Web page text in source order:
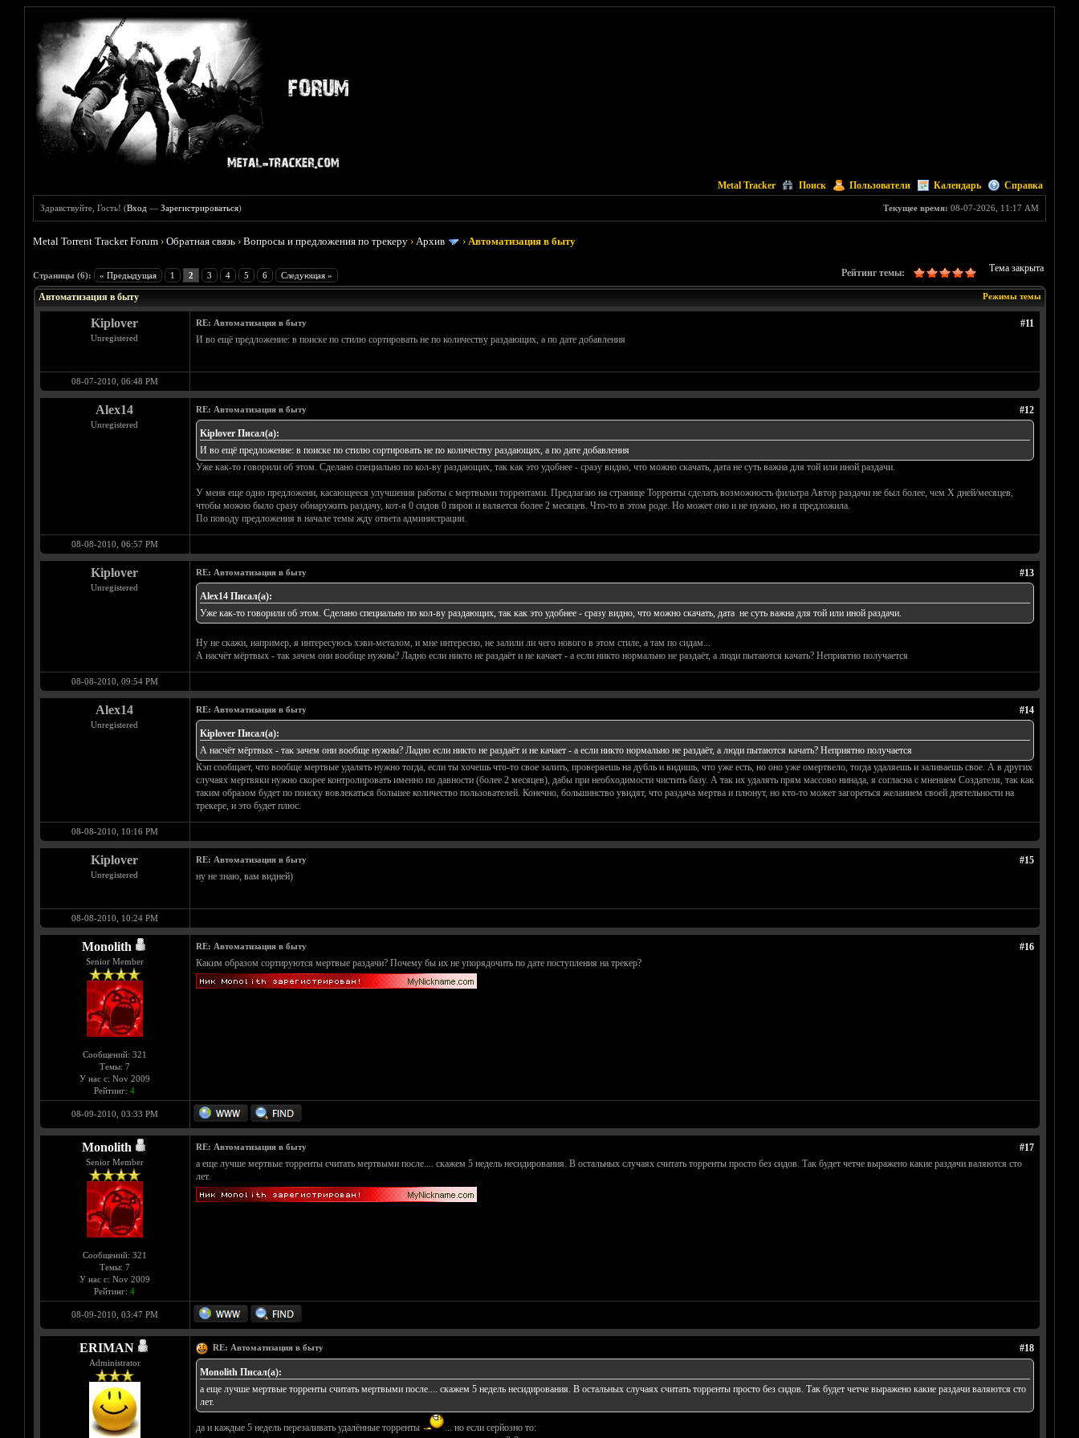
Metal Tracker Поиск Пользователи Календарь Справка
Текущее время: 08-07-2026, 11:17 AM
Здравствуйте, Гость! (Вход —Зарегистрироваться)
Metal Torrent Tracker Forum ›Обратная связь ›Вопросы и предложения по трекеру ›Архив ›Автоматизация в быту
Страницы (6): « Предыдущая 1 2 3 4 5 6 Следующая »
Тема закрыта
Рейтинг темы:
Голосов: 1 - Средняя оценка: 5
1
2
3
4
5
Режимы темы
Автоматизация в быту
Kiplover
Unregistered
#11
RE: Автоматизация в быту
И во ещё предложение: в поиске по стилю сортировать не по количеству раздающих, а по дате добавления
08-07-2010, 06:48 PM
Alex14
Unregistered
#12
RE: Автоматизация в быту
Kiplover Писал(а):
И во ещё предложение: в поиске по стилю сортировать не по количеству раздающих, а по дате добавления
Уже как-то говорили об этом. Сделано специально по кол-ву раздающих, так как это удобнее - сразу видно, что можно скачать, дата не суть важна для той или иной раздачи.
У меня еще одно предложени, касающееся улучшения работы с мертвыми торрентами. Предлагаю на странице Торренты сделать возможность фильтра Автор раздачи не был более, чем Х дней/месяцев,
чтобы можно было сразу обнаружить раздачу, кот-я 0 сидов 0 пиров и валяется более 2 месяцев. Что-то в этом роде. Но может оно и не нужно, но я предложила.
По поводу предложения в начале темы жду ответа администрации.
08-08-2010, 06:57 PM
Kiplover
Unregistered
#13
RE: Автоматизация в быту
Alex14 Писал(а):
Уже как-то говорили об этом. Сделано специально по кол-ву раздающих, так как это удобнее - сразу видно, что можно скачать, дата не суть важна для той или иной раздачи.
Ну не скажи, например, я интересуюсь хэви-металом, и мне интересно, не залили ли чего нового в этом стиле, а там по сидам...
А насчёт мёртвых - так зачем они вообще нужны? Ладно если никто не раздаёт и не качает - а если никто нормально не раздаёт, а люди пытаются качать? Неприятно получается
08-08-2010, 09:54 PM
Alex14
Unregistered
#14
RE: Автоматизация в быту
Kiplover Писал(а):
А насчёт мёртвых - так зачем они вообще нужны? Ладно если никто не раздаёт и не качает - а если никто нормально не раздаёт, а люди пытаются качать? Неприятно получается
Кэп сообщает, что вообще мертвые удалять нужно тогда, если ты хочешь что-то свое залить, проверяешь на дубль и видишь, что уже есть, но оно уже омертвело, тогда удаляешь и заливаешь свое. А в других
случаях мертвяки нужно скорее контролировать именно по давности (более 2 месяцев), дабы при необходимости чистить базу. А так их удалять прям массово нинада, я согласна с мнением Создателя, так как
таким образом будет по поиску вовлекаться большее количество пользователей. Конечно, большинство увидят, что раздача мертва и плюнут, но кто-то может загореться желанием своей деятельности на
трекере, и это будет плюс.
08-08-2010, 10:16 PM
Kiplover
Unregistered
#15
RE: Автоматизация в быту
ну не знаю, вам видней)
08-08-2010, 10:24 PM
Monolith
Senior Member
Сообщений: 321
Темы: 7
У нас с: Nov 2009
Рейтинг: 4
#16
RE: Автоматизация в быту
Каким образом сортируются мертвые раздачи? Почему бы их не упорядочить по дате поступления на трекер?
08-09-2010, 03:33 PM
Monolith
Senior Member
Сообщений: 321
Темы: 7
У нас с: Nov 2009
Рейтинг: 4
#17
RE: Автоматизация в быту
а еще лучше мертвые торренты считать мертвыми после.... скажем 5 недель несидирования. В остальных случаях считать торренты просто без сидов. Так будет четче выражено какие раздачи валяются сто
лет.
08-09-2010, 03:47 PM
ERIMAN
Administrator
#18
RE: Автоматизация в быту
Monolith Писал(а):
а еще лучше мертвые торренты считать мертвыми после.... скажем 5 недель несидирования. В остальных случаях считать торренты просто без сидов. Так будет четче выражено какие раздачи валяются сто
лет.
да и каждые 5 недель перезаливать удалённые торренты
... но если серйозно то: